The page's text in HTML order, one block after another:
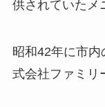
供されていたメ
昭和42年に市
式会社ファミリ